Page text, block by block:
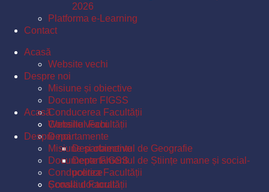
2026
Platforma e-Learning
Contact
Acasă
Website vechi
Despre noi
Misiune și obiective
Documente FIGSS
Conducerea Facultății
Consiliul Facultății
Departamente
Departamentul de Geografie
Departamentul de Științe umane și social-
politice
Școala doctorală
Acasă
Website vechi
Despre noi
Misiune și obiective
Documente FIGSS
Conducerea Facultății
Consiliul Facultății